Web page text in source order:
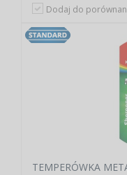
Dodaj do
TEMPERÓWKA